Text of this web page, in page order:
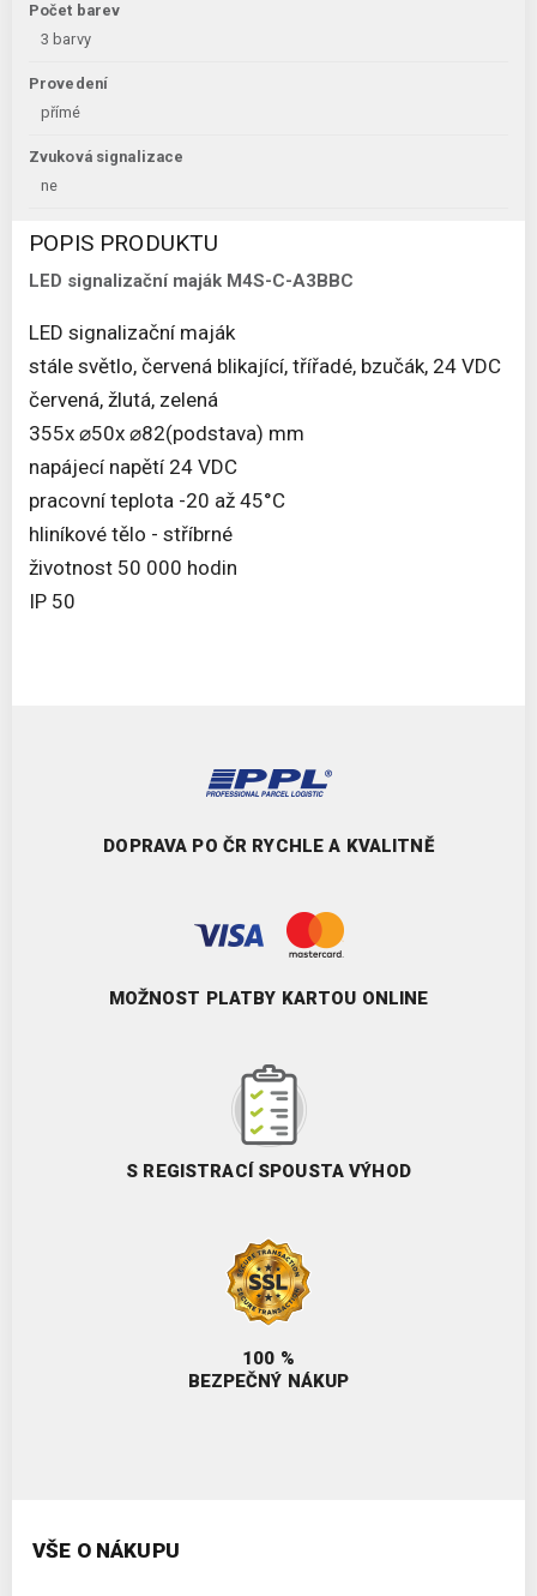
Počet barev
3 barvy
Provedení
přímé
Zvuková signalizace
ne
POPIS PRODUKTU
LED signalizační maják M4S-C-A3BBC
LED signalizační maják
stále světlo, červená blikající, třířadé, bzučák, 24 VDC
červená, žlutá, zelená
355x ⌀50x ⌀82(podstava) mm
napájecí napětí 24 VDC
pracovní teplota -20 až 45°C
hliníkové tělo - stříbrné
životnost 50 000 hodin
IP 50
DOPRAVA PO ČR RYCHLE A KVALITNĚ
MOŽNOST PLATBY KARTOU ONLINE
S REGISTRACÍ SPOUSTA VÝHOD
100 %
BEZPEČNÝ NÁKUP
VŠE O NÁKUPU